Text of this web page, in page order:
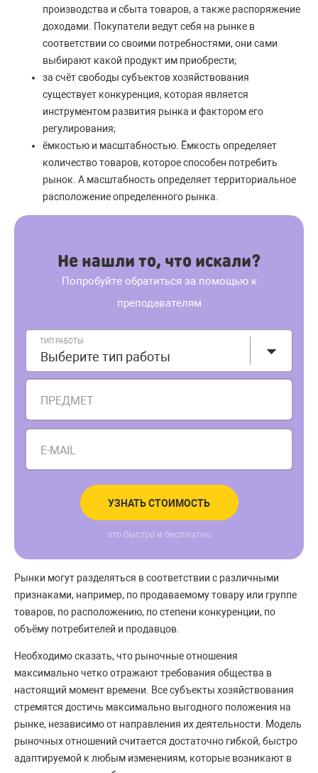
производства и сбыта товаров, а также распоряжение
доходами. Покупатели ведут себя на рынке в
соответствии со своими потребностями, они сами
выбирают какой продукт им приобрести;
за счёт свободы субъектов хозяйствования
существует конкуренция, которая является
инструментом развития рынка и фактором его
регулирования;
ёмкостью и масштабностью. Ёмкость определяет
количество товаров, которое способен потребить
рынок. А масштабность определяет территориальное
расположение определенного рынка.
Не нашли то, что искали?
Попробуйте обратиться за помощью к
преподавателям
ТИП РАБОТЫ
Выберите тип работы
ПРЕДМЕТ
E-MAIL
УЗНАТЬ СТОИМОСТЬ
это быстро и бесплатно
Рынки могут разделяться в соответствии с различными
признаками, например, по продаваемому товару или группе
товаров, по расположению, по степени конкуренции, по
объёму потребителей и продавцов.
Необходимо сказать, что рыночные отношения
максимально четко отражают требования общества в
настоящий момент времени. Все субъекты хозяйствования
стремятся достичь максимально выгодного положения на
рынке, независимо от направления их деятельности. Модель
рыночных отношений считается достаточно гибкой, быстро
адаптируемой к любым изменениям, которые возникают в